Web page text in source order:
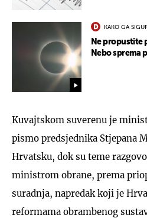
KAKO GA
Ne propustite
Nebo sprema
Kuvajtskom suverenu je
pismo predsjednika Stjepana
Hrvatsku, dok su teme
ministrom obrane, prema
suradnja, napredak koji je
reformama obrambenog